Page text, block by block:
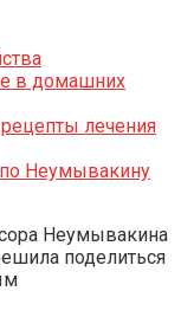
в домашних
лечения
по Неумывакину
Неумывакина
поделиться